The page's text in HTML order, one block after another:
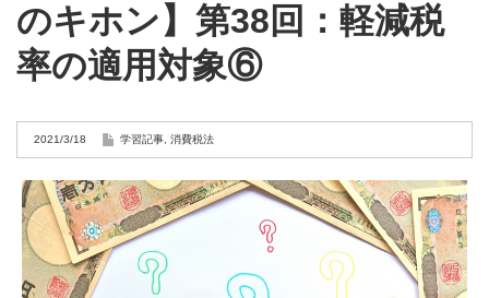
のキホン】第38回：軽減税
率の適用対象⑥
2021/3/18 学習記事 消費税法